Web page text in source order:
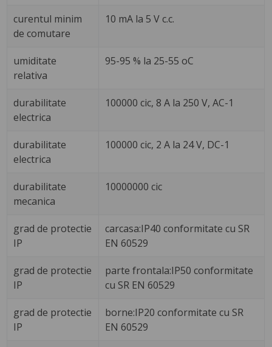
curentul minim
de comutare
10 mA la 5 V c.c.
umiditate
relativa
95-95 % la 25-55 oC
durabilitate
electrica
100000 cic, 8 A la 250 V, AC-1
durabilitate
electrica
100000 cic, 2 A la 24 V, DC-1
durabilitate
mecanica
10000000 cic
grad de protectie
IP
carcasa:IP40 conformitate cu SR
EN 60529
grad de protectie
IP
parte frontala:IP50 conformitate
cu SR EN 60529
grad de protectie
IP
borne:IP20 conformitate cu SR
EN 60529